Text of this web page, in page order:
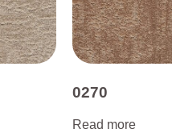
0270
Read more